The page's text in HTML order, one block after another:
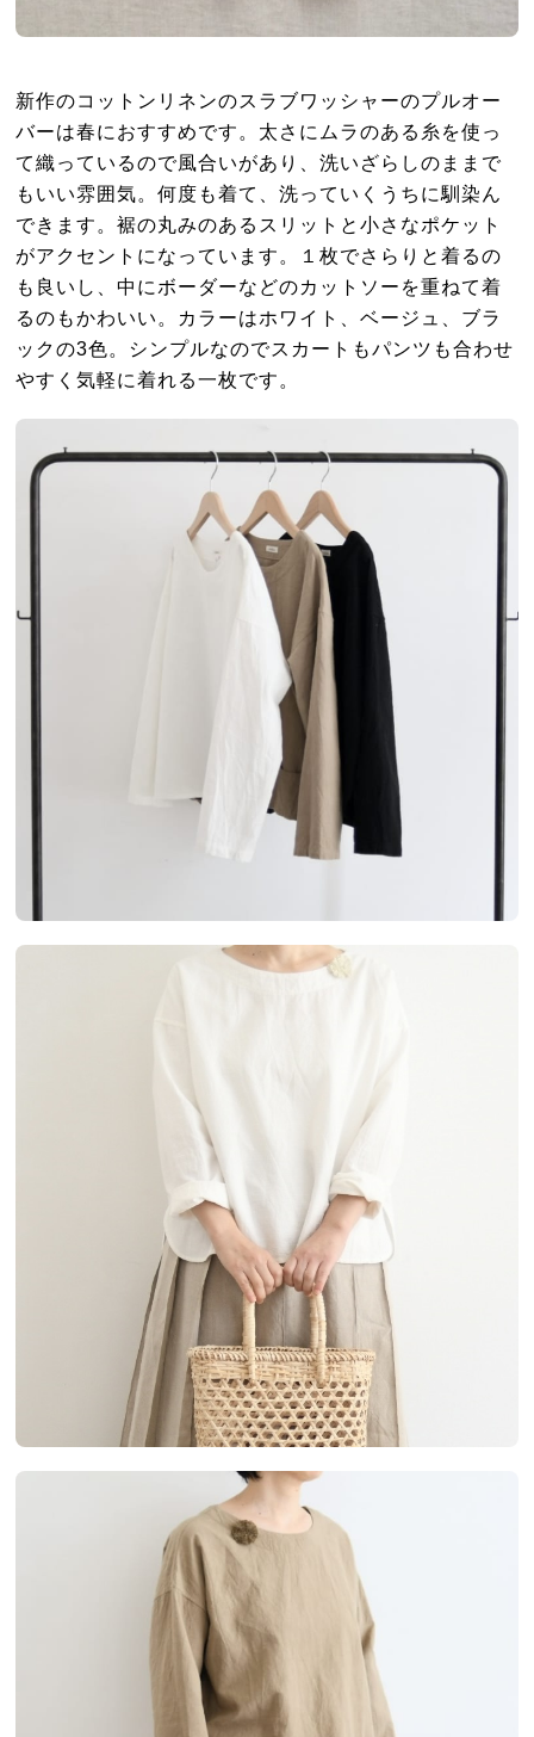
新作のコットンリネンのスラブワッシャーのプルオー
バーは春におすすめです。太さにムラのある糸を使っ
て織っているので風合いがあり、洗いざらしのままで
もいい雰囲気。何度も着て、洗っていくうちに馴染ん
できます。裾の丸みのあるスリットと小さなポケット
がアクセントになっています。１枚でさらりと着るの
も良いし、中にボーダーなどのカットソーを重ねて着
るのもかわいい。カラーはホワイト、ベージュ、ブラ
ックの3色。シンプルなのでスカートもパンツも合わせ
やすく気軽に着れる一枚です。